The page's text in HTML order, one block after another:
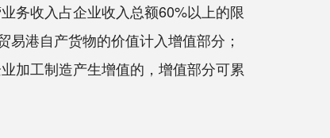
务收入占企业收入总额60%以上的限
港自产货物的价值计入增值部分；
加工制造产生增值的，增值部分可累